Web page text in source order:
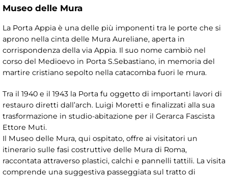
Museo delle Mura
La Porta Appia è una delle più imponenti tra le porte che si
aprono nella cinta delle Mura Aureliane, aperta in
corrispondenza della via Appia. Il suo nome cambiò nel
corso del Medioevo in Porta S.Sebastiano, in memoria del
martire cristiano sepolto nella catacomba fuori le mura.
Tra il 1940 e il 1943 la Porta fu oggetto di importanti lavori di
restauro diretti dall’arch. Luigi Moretti e finalizzati alla sua
trasformazione in studio-abitazione per il Gerarca Fascista
Ettore Muti.
Il Museo delle Mura, qui ospitato, offre ai visitatori un
itinerario sulle fasi costruttive delle Mura di Roma,
raccontata attraverso plastici, calchi e pannelli tattili. La visita
comprende una suggestiva passeggiata sul tratto di